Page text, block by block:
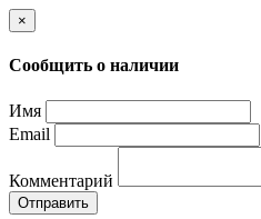
×
Сообщить о наличии
Имя
Email
Комментарий
Отправить